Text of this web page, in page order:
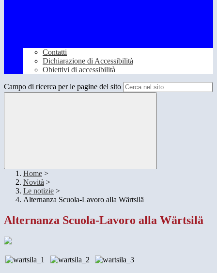
Contatti
Dichiarazione di Accessibilità
Obiettivi di accessibilità
Campo di ricerca per le pagine del sito
Home >
Novità >
Le notizie >
Alternanza Scuola-Lavoro alla Wärtsilä
Alternanza Scuola-Lavoro alla Wärtsilä